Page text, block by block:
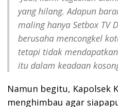
yang hilang. Adapun
maling hanya Setbox TV
berusaha mencongkel
tetapi tidak
itu dalam keadaan
Namun begitu, Kapolsek
menghimbau agar